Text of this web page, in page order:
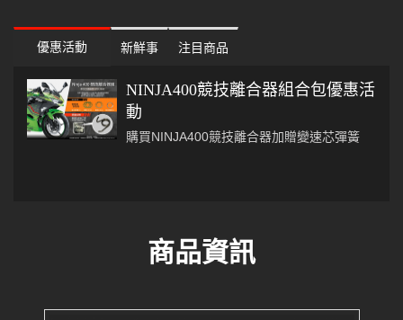
優惠活動 新鮮事 注目商品
NINJA400競技離合器組合包優惠活
動
購買NINJA400競技離合器加贈變速芯彈簧
商品資訊